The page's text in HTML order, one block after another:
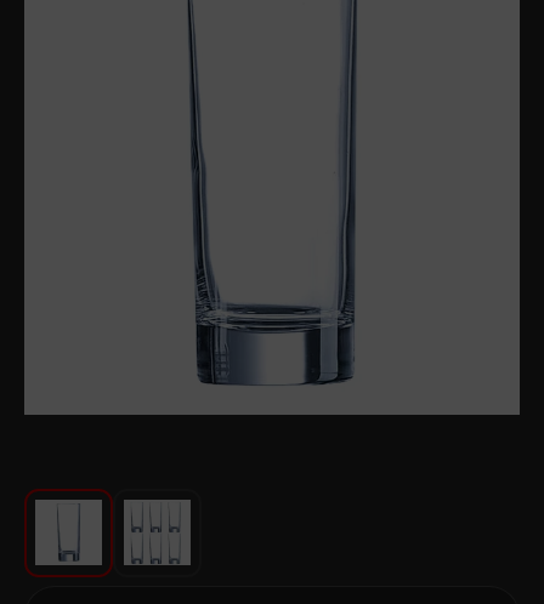
Խոհանոցի համար
Գեղեցկություն և խնամք
Ավտոմեքենաների աուդիոտեխնիկա
Սանկերամիկա
Տեքստիլ
Սպասք